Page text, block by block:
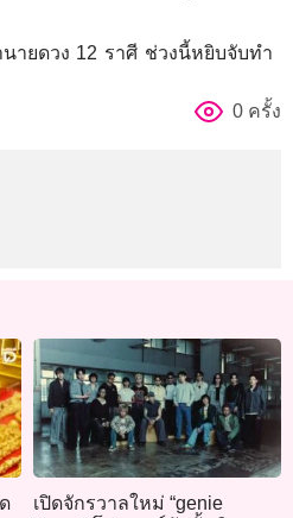
ายดวง 12 ราศี ช่วงนี้หยิบจับทำ
0 ครั้ง
เปิดจักรวาลใหม่ “genie